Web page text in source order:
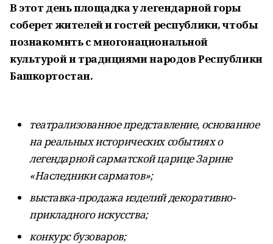
В этот день площадка у легендарной горы
соберет жителей и гостей республики, чтобы
познакомить с многонациональной
культурой и традициями народов Республики
Башкортостан.
театрализованное представление, основанное
на реальных исторических событиях о
легендарной сарматской царице Зарине
«Наследники сарматов»;
выставка-продажа изделий декоративно-
прикладного искусства;
конкурс бузоваров;